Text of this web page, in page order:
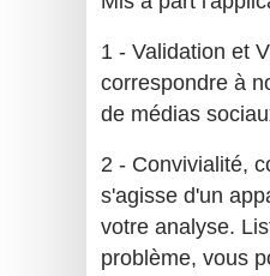
1 - Validation et
correspondre à
de médias
2 - Convivialité,
s'agisse d'un
votre analyse.
problème, vous